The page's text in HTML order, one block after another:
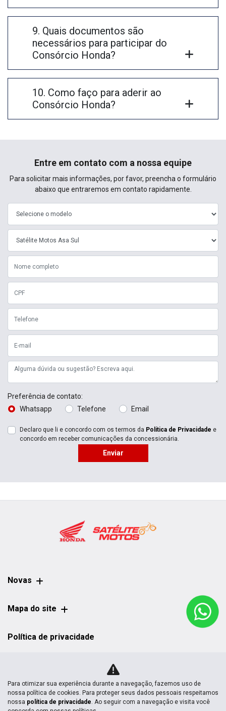
9. Quais documentos são
necessários para participar do
Consórcio Honda?
10. Como faço para aderir ao
Consórcio Honda?
Entre em contato com a nossa equipe
Para solicitar mais informações, por favor, preencha o formulário
abaixo que entraremos em contato rapidamente.
Preferência de contato:
Whatsapp
Telefone Email
Declaro que li e concordo com os termos da Política de Privacidade e
concordo em receber comunicações da concessionária.
Enviar
Novas
Mapa do site
Política de privacidade
No trânsito, enxergar o outro salva vidas.
Para otimizar sua experiência durante a navegação, fazemos uso de
nossa política de cookies. Para proteger seus dados pessoais respeitamos
nossa política de privacidade. Ao seguir com a navegação e visita você